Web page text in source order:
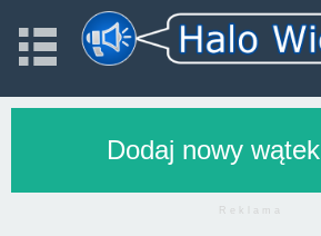
Dodaj nowy wątek
R e k l a m a